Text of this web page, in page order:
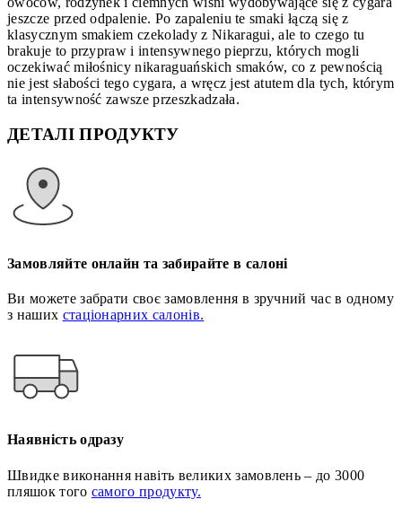
jeszcze przed odpalenie. Po zapaleniu te smaki łączą się z
klasycznym smakiem czekolady z Nikaragui, ale to czego tu
brakuje to przypraw i intensywnego pieprzu, których mogli
oczekiwać miłośnicy nikaraguańskich smaków, co z pewnością
nie jest słabości tego cygara, a wręcz jest atutem dla tych, którym
ta intensywność zawsze przeszkadzała.
ДЕТАЛІ ПРОДУКТУ
Замовляйте онлайн та забирайте в салоні
Ви можете забрати своє замовлення в зручний час в одному
з наших стаціонарних салонів.
Наявність одразу
Швидке виконання навіть великих замовлень – до 3000
пляшок того самого продукту.